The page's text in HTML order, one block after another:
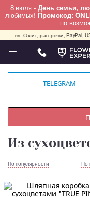
8 июля - День семьи,
любимых! Промокод:
по
рассрочки, PayPal,
Телефон
+7 (495) 982-55-05
Москва,
работаем
TELEGRAM
Из
По популярности По